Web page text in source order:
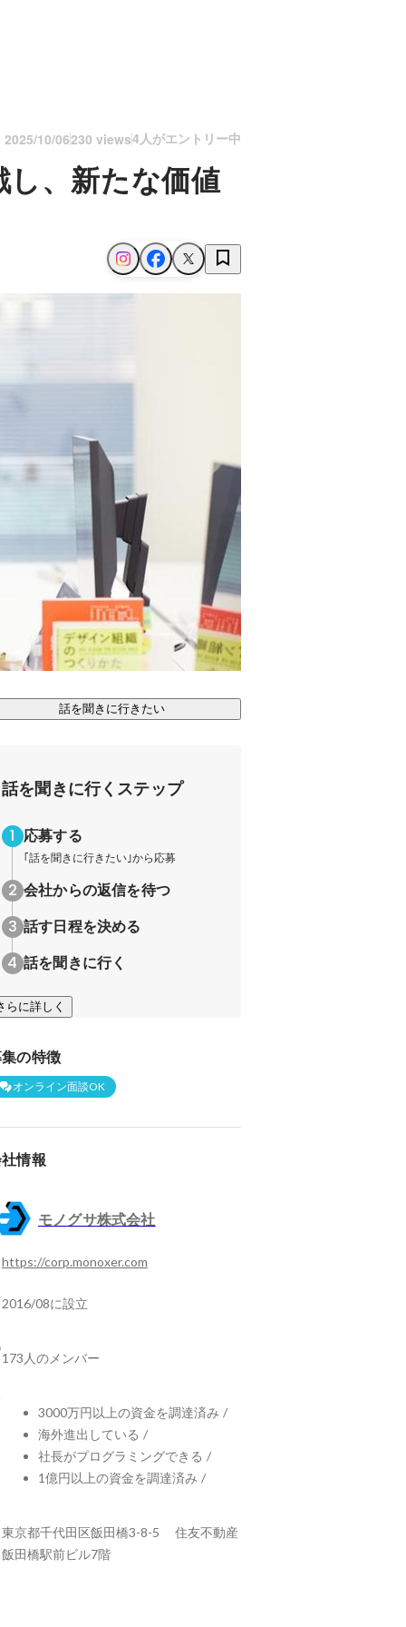
2025/10/06230 views4人がエントリー中
、新たな価値
話を聞きに行きたい
話を聞きに行くステップ
応募する
｢話を聞きに行きたい｣から応募
会社からの返信を待つ
話す日程を決める
話を聞きに行く
らに詳しく
の特徴
オンライン面談OK
情報
モノグサ株式会社
https://corp.monoxer.com
2016/08に設立
173人のメンバー
3000万円以上の資金を調達済み /
海外進出している /
社長がプログラミングできる /
1億円以上の資金を調達済み /
東京都千代田区飯田橋3-8-5 住友不動産
飯田橋駅前ビル7階